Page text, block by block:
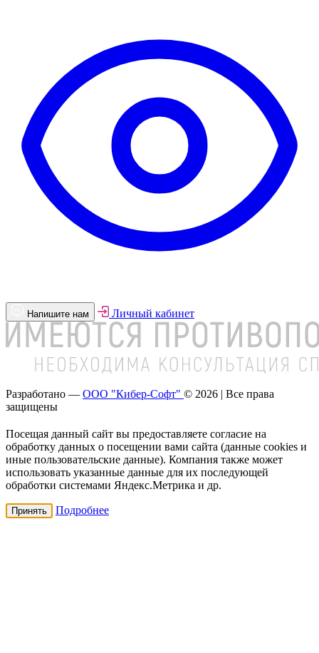
Напишите нам Личный кабинет
Разработано — ООО "Кибер-Софт" © 2026 | Все права
защищены
Посещая данный сайт вы предоставляете согласие на
обработку данных о посещении вами сайта (данные cookies и
иные пользовательские данные). Компания также может
использовать указанные данные для их последующей
обработки системами Яндекс.Метрика и др.
Принять Подробнее